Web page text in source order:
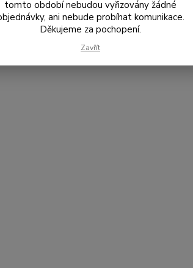
tomto období nebudou vyřizovány žádné
ani nebude probíhat komunikace.
Děkujeme za pochopení.
Zavřít